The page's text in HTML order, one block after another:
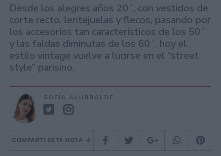
Desde los alegres años 20´, con vestidos de
corte recto, lentejuelas y flecos, pasando por
los accesorios tan característicos de los 50´
y las faldas diminutas de los 60´, hoy el
estilo vintage vuelve a lucirse en el “street
style” parisino.
SOFÍA ALURRALDE
COMPARTÍ ESTA NOTA